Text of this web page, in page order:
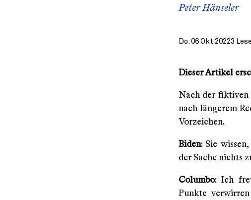
Peter Hänseler
Do. 06 Okt 20223
Dieser Artikel
Nach der fiktiven
nach längerem
Vorzeichen.
Biden: Sie
der Sache nichts
Columbo: Ich
Punkte